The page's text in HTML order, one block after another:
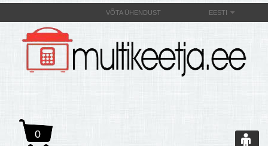
EESTI
VÕTA ÜHENDUST
0